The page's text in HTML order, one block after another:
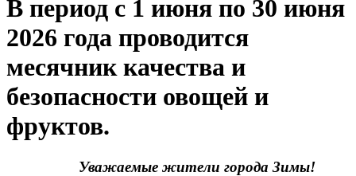
В период с 1 июня по 30 июня
2026 года проводится
месячник качества и
безопасности овощей и
фруктов.
Уважаемые жители города Зимы!